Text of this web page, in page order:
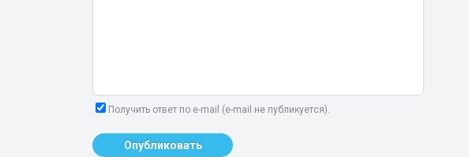
Получить ответ по e-mail (e-mail не публикуется).
Опубликовать